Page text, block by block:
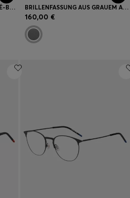
BRILLENFASSUNG IN DÉGRADÉ-BLAU MIT SILBERFARBENEN DETAILS BRILLENFASSUNG AUS GRAUEM ACETAT MIT AUSGESCHNITTENEM LOGO
160,00 €